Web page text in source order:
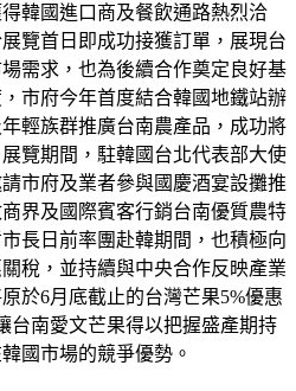
韓國進口商及餐飲通路熱烈洽
覽首日即成功接獲訂單，展現台
需求，也為後續合作奠定良好基
市府今年首度結合韓國地鐵站辦
輕族群推廣台南農產品，成功將
覽期間，駐韓國台北代表部大使
市府及業者參與國慶酒宴設攤推
界及國際賓客行銷台南優質農特
長日前率團赴韓期間，也積極向
稅，並持續與中央合作反映產業
於6月底截止的台灣芒果5%優惠
台南愛文芒果得以把握盛產期持
國市場的競爭優勢。